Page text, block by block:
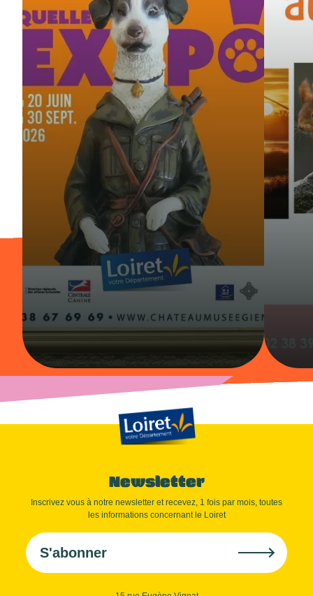
Newsletter
Inscrivez vous à notre newsletter et recevez, 1 fois par mois, toutes
les informations concernant le Loiret
S'abonner